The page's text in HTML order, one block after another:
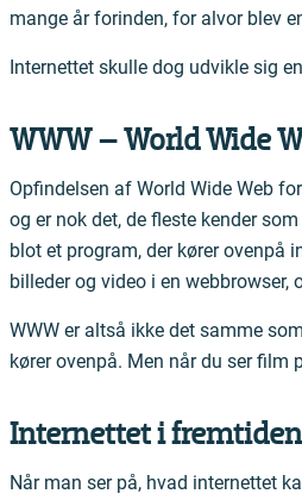
mange år forinden, for alvor blev
Internettet skulle dog udvikle sig
WWW – World Wide
Opfindelsen af World Wide Web
og er nok det, de fleste kender
blot et program, der kører ovenpå
billeder og video i en webbrowser,
WWW er altså ikke det samme
kører ovenpå. Men når du ser film
Internettet i fremtiden
Når man ser på, hvad internettet